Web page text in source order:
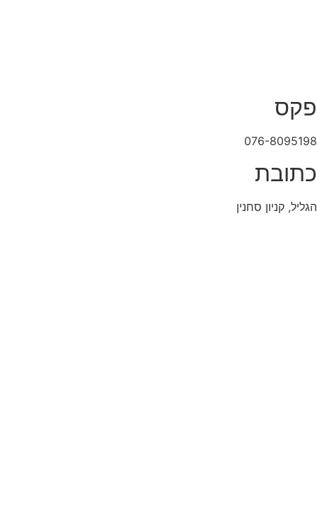
פקס
076-8095198
כתובת
הגליל, קניון סחנין